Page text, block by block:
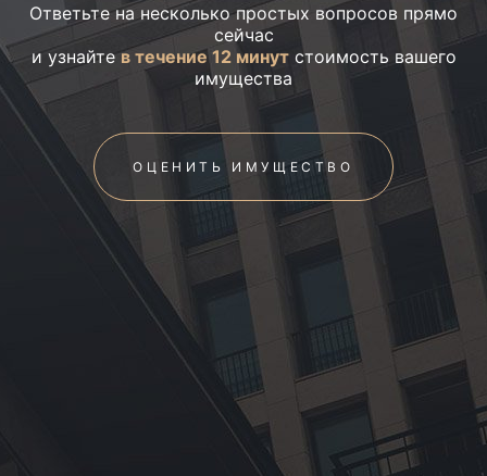
Ответьте на несколько простых вопросов прямо
сейчас
и узнайтев течение 12 минутстоимость вашего
имущества
ОЦЕНИТЬ ИМУЩЕСТВО